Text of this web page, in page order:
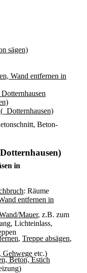
in
: Räume
entfernen in
Mauer, z.B. zum
Lichteinlass,
, Treppe absägen,
Gehwege etc.)
Beton, Estich